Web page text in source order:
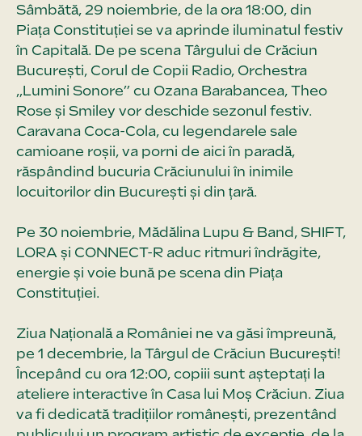
Sâmbătă, 29 noiembrie, de la ora 18:00, din
Piața Constituției se va aprinde iluminatul festiv
în Capitală. De pe scena Târgului de Crăciun
București, Corul de Copii Radio, Orchestra
„Lumini Sonore” cu Ozana Barabancea, Theo
Rose și Smiley vor deschide sezonul festiv.
Caravana Coca-Cola, cu legendarele sale
camioane roșii, va porni de aici în paradă,
răspândind bucuria Crăciunului în inimile
locuitorilor din București și din țară.
Pe 30 noiembrie, Mădălina Lupu & Band, SHIFT,
LORA și CONNECT-R aduc ritmuri îndrăgite,
energie și voie bună pe scena din Piața
Constituției.
Ziua Națională a României ne va găsi împreună,
pe 1 decembrie, la Târgul de Crăciun București!
Începând cu ora 12:00, copiii sunt așteptați la
ateliere interactive în Casa lui Moș Crăciun. Ziua
va fi dedicată tradițiilor românești, prezentând